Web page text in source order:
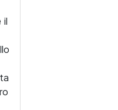
il